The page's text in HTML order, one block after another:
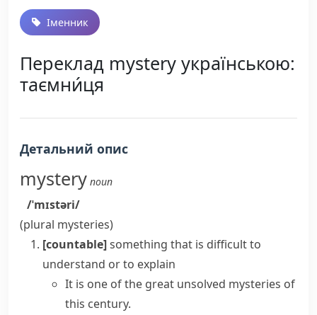
Іменник
Переклад mystery українською:
таємни́ця
Детальний опис
mystery noun
/ˈmɪstəri/
(plural mysteries)
[countable]something that is difficult to
understand or to explain
It is one of the great unsolved mysteries of
this century.